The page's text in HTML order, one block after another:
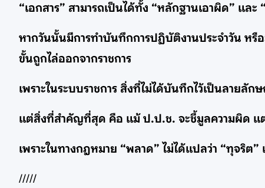
“เอกสาร” สามารถเป็นได้ทั้ง “หลักฐานเอาผิด” และ
หากวันนั้นมีการทำบันทึกการปฏิบัติงานประจำวัน หรื
ขั้นถูกไล่ออกจากราชการ
เพราะในระบบราชการ สิ่งที่ไม่ได้บันทึกไว้เป็นลาย
แต่สิ่งที่สำคัญที่สุด คือ แม้ ป.ป.ช. จะชี้มูลความผิด แต่
เพราะในทางกฎหมาย “พลาด” ไม่ได้แปลว่า “ทุจริต”
/////